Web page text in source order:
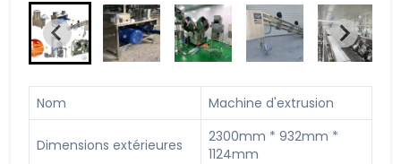
Nom Machine d'extrusion
Dimensions extérieures
2300mm * 932mm *
1124mm